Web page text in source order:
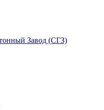
Завод (СГЗ)